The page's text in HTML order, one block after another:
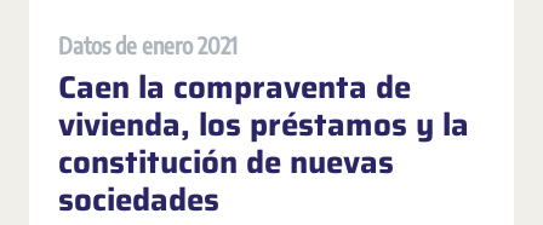
Datos de enero 2021
Caen la compraventa de
vivienda, los préstamos y la
constitución de nuevas
sociedades